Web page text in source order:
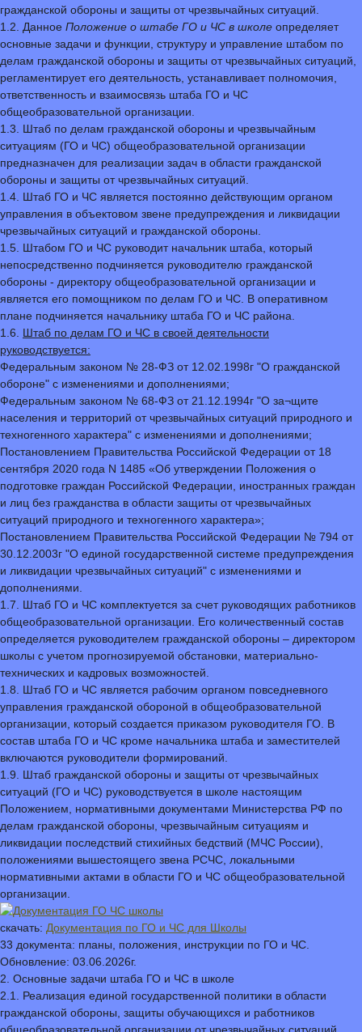
гражданской обороны и защиты от чрезвычайных ситуаций.
1.2. Данное Положение о штабе ГО и ЧС в школе определяет
основные задачи и функции, структуру и управление штабом по
делам гражданской обороны и защиты от чрезвычайных ситуаций,
регламентирует его деятельность, устанавливает полномочия,
ответственность и взаимосвязь штаба ГО и ЧС
общеобразовательной организации.
1.3. Штаб по делам гражданской обороны и чрезвычайным
ситуациям (ГО и ЧС) общеобразовательной организации
предназначен для реализации задач в области гражданской
обороны и защиты от чрезвычайных ситуаций.
1.4. Штаб ГО и ЧС является постоянно действующим органом
управления в объектовом звене предупреждения и ликвидации
чрезвычайных ситуаций и гражданской обороны.
1.5. Штабом ГО и ЧС руководит начальник штаба, который
непосредственно подчиняется руководителю гражданской
обороны - директору общеобразовательной организации и
является его помощником по делам ГО и ЧС. В оперативном
плане подчиняется начальнику штаба ГО и ЧС района.
1.6. Штаб по делам ГО и ЧС в своей деятельности
руководствуется:
Федеральным законом № 28-ФЗ от 12.02.1998г "О гражданской
обороне" с изменениями и дополнениями;
Федеральным законом № 68-ФЗ от 21.12.1994г "О за¬щите
населения и территорий от чрезвычайных ситуаций природного и
техногенного характера" с изменениями и дополнениями;
Постановлением Правительства Российской Федерации от 18
сентября 2020 года N 1485 «Об утверждении Положения о
подготовке граждан Российской Федерации, иностранных граждан
и лиц без гражданства в области защиты от чрезвычайных
ситуаций природного и техногенного характера»;
Постановлением Правительства Российской Федерации № 794 от
30.12.2003г "О единой государственной системе предупреждения
и ликвидации чрезвычайных ситуаций" с изменениями и
дополнениями.
1.7. Штаб ГО и ЧС комплектуется за счет руководящих работников
общеобразовательной организации. Его количественный состав
определяется руководителем гражданской обороны – директором
школы с учетом прогнозируемой обстановки, материально-
технических и кадровых возможностей.
1.8. Штаб ГО и ЧС является рабочим органом повседневного
управления гражданской обороной в общеобразовательной
организации, который создается приказом руководителя ГО. В
состав штаба ГО и ЧС кроме начальника штаба и заместителей
включаются руководители формирований.
1.9. Штаб гражданской обороны и защиты от чрезвычайных
ситуаций (ГО и ЧС) руководствуется в школе настоящим
Положением, нормативными документами Министерства РФ по
делам гражданской обороны, чрезвычайным ситуациям и
ликвидации последствий стихийных бедствий (МЧС России),
положениями вышестоящего звена РСЧС, локальными
нормативными актами в области ГО и ЧС общеобразовательной
организации.
скачать: Документация по ГО и ЧС для Школы
33 документа: планы, положения, инструкции по ГО и ЧС.
Обновление: 03.06.2026г.
2. Основные задачи штаба ГО и ЧС в школе
2.1. Реализация единой государственной политики в области
гражданской обороны, защиты обучающихся и работников